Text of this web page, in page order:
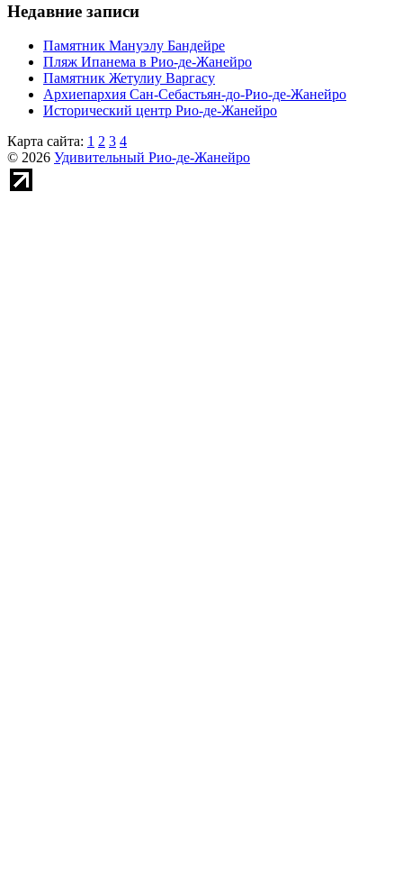
Недавние записи
Памятник Мануэлу Бандейре
Пляж Ипанема в Рио-де-Жанейро
Памятник Жетулиу Варгасу
Архиепархия Сан-Себастьян-до-Рио-де-Жанейро
Исторический центр Рио-де-Жанейро
Карта сайта: 1 2 3 4
© 2026 Удивительный Рио-де-Жанейро